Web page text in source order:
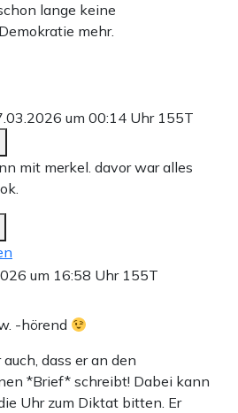
lange keine
mehr.
um 00:14 Uhr 155T
mit merkel. davor war alles
um 16:58 Uhr 155T
-hörend
dass er an den
*Brief* schreibt! Dabei kann
Uhr zum Diktat bitten. Er